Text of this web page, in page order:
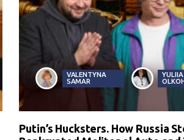
VALENTYNA
SAMAR
YULIIA
Putin’s Hucksters. How Russia